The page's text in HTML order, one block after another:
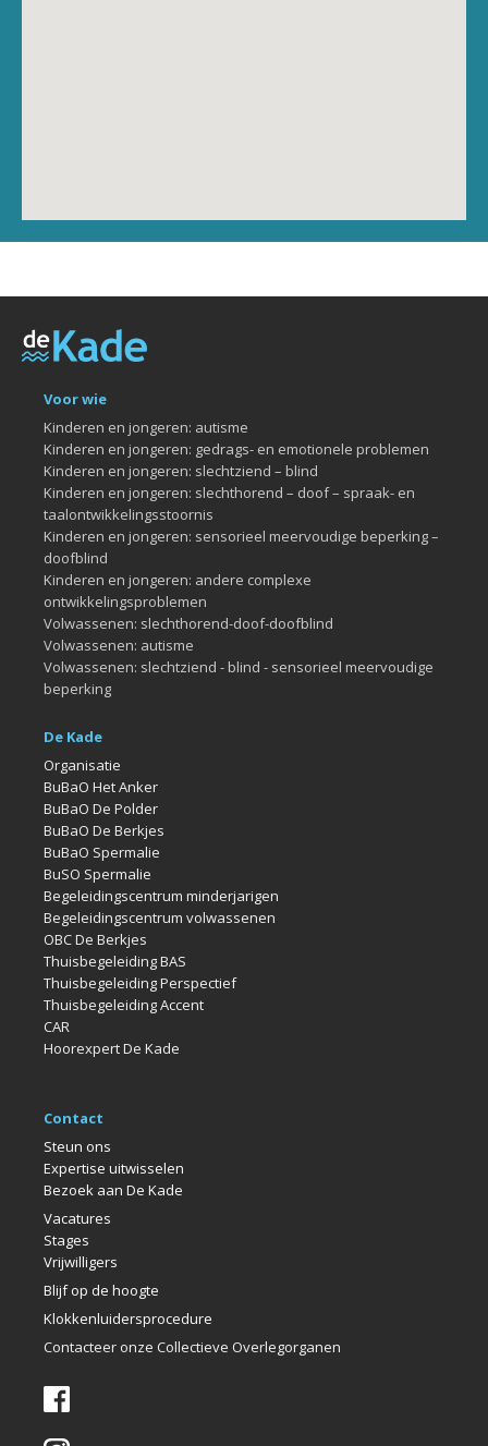
Voor wie
Kinderen en jongeren: autisme
Kinderen en jongeren: gedrags- en emotionele problemen
Kinderen en jongeren: slechtziend – blind
Kinderen en jongeren: slechthorend – doof – spraak- en
taalontwikkelingsstoornis
Kinderen en jongeren: sensorieel meervoudige beperking –
doofblind
Kinderen en jongeren: andere complexe
ontwikkelingsproblemen
Volwassenen: slechthorend-doof-doofblind
Volwassenen: autisme
Volwassenen: slechtziend - blind - sensorieel meervoudige
beperking
De Kade
Organisatie
BuBaO Het Anker
BuBaO De Polder
BuBaO De Berkjes
BuBaO Spermalie
BuSO Spermalie
Begeleidingscentrum minderjarigen
Begeleidingscentrum volwassenen
OBC De Berkjes
Thuisbegeleiding BAS
Thuisbegeleiding Perspectief
Thuisbegeleiding Accent
CAR
Hoorexpert De Kade
Contact
Steun ons
Expertise uitwisselen
Bezoek aan De Kade
Vacatures
Stages
Vrijwilligers
Blijf op de hoogte
Klokkenluidersprocedure
Contacteer onze Collectieve Overlegorganen